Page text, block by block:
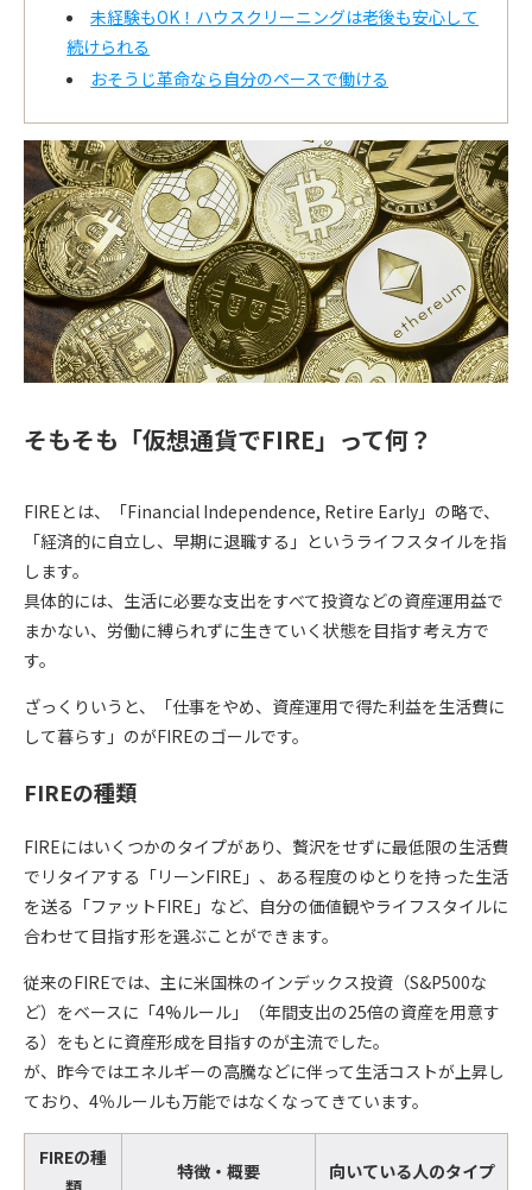
未経験もOK！ハウスクリーニングは老後も安心して
続けられる
おそうじ革命なら自分のペースで働ける
そもそも「仮想通貨でFIRE」って何？
FIREとは、「Financial Independence, Retire Early 」の略で、
「経済的に自立し、早期に退職する」というライフスタイルを指
します。
具体的には、生活に必要な支出をすべて投資などの資産運用益で
まかない、労働に縛られずに生きていく状態を目指す考え方で
す。
ざっくりいうと、「仕事をやめ、資産運用で得た利益を生活費に
して暮らす 」のがFIREのゴールです。
FIREの種類
FIREにはいくつかのタイプがあり、贅沢をせずに最低限の生活費
でリタイアする「リーンFIRE 」、ある程度のゆとりを持った生活
を送る「ファットFIRE 」など、自分の価値観やライフスタイルに
合わせて目指す形を選ぶことができます。
従来のFIREでは、主に米国株のインデックス投資（S&P500な
ど）をベースに「4%ルール 」（年間支出の25倍の資産を用意す
る）をもとに資産形成を目指すのが主流でした。
が、昨今ではエネルギーの高騰などに伴って生活コストが上昇し
ており、4％ルールも万能ではなくなってきています。
FIREの種
特徴・概要 向いている人のタイプ